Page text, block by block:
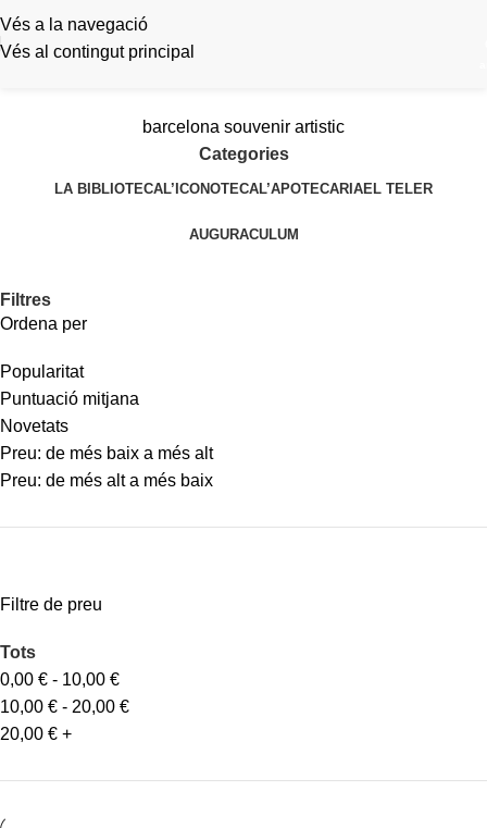
Vés a la navegació
Vés al contingut principal
barcelona souvenir artistic
Categories
LA BIBLIOTECAL’ICONOTECAL’APOTECARIAEL TELER
AUGURACULUM
Filtres
Ordena per
Popularitat
Puntuació mitjana
Novetats
Preu: de més baix a més alt
Preu: de més alt a més baix
Filtre de preu
Tots
0,00 € - 10,00 €
10,00 € - 20,00 €
20,00 € +